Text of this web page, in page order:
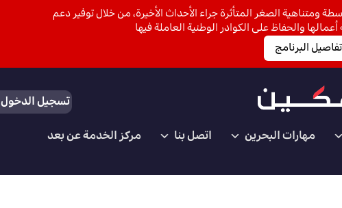
تسجيل الدخول
مهارات البحرين اتصل بنا مركز الخدمة عن بعد
الصغر المتأثرة جراء الأحداث الأخيرة، من خلال توفير دعم
والحفاظ على الكوادر الوطنية العاملة فيها
البرنامج